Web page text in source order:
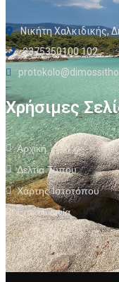
Νικήτη Χαλκιδικής,
2375350100 102
Χρήσιμες
Αρχική
Δελτία Τύπου
Χάρτης Ιστοτόπου
Επικοινωνία